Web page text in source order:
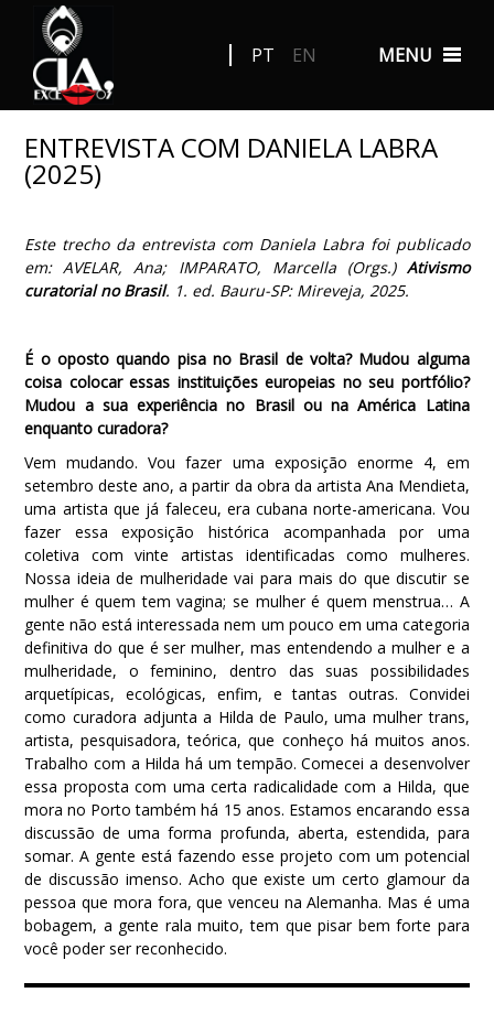
MENU
PT EN
ENTREVISTA COM DANIELA LABRA
(2025)
Este trecho da entrevista com Daniela Labra foi publicado
em: AVELAR, Ana; IMPARATO, Marcella (Orgs.) Ativismo
curatorial no Brasil. 1. ed. Bauru-SP: Mireveja, 2025.
É o oposto quando pisa no Brasil de volta? Mudou alguma
coisa colocar essas instituições europeias no seu portfólio?
Mudou a sua experiência no Brasil ou na América Latina
enquanto curadora?
Vem mudando. Vou fazer uma exposição enorme 4, em
setembro deste ano, a partir da obra da artista Ana Mendieta,
uma artista que já faleceu, era cubana norte-americana. Vou
fazer essa exposição histórica acompanhada por uma
coletiva com vinte artistas identificadas como mulheres.
Nossa ideia de mulheridade vai para mais do que discutir se
mulher é quem tem vagina; se mulher é quem menstrua… A
gente não está interessada nem um pouco em uma categoria
definitiva do que é ser mulher, mas entendendo a mulher e a
mulheridade, o feminino, dentro das suas possibilidades
arquetípicas, ecológicas, enfim, e tantas outras. Convidei
como curadora adjunta a Hilda de Paulo, uma mulher trans,
artista, pesquisadora, teórica, que conheço há muitos anos.
Trabalho com a Hilda há um tempão. Comecei a desenvolver
essa proposta com uma certa radicalidade com a Hilda, que
mora no Porto também há 15 anos. Estamos encarando essa
discussão de uma forma profunda, aberta, estendida, para
somar. A gente está fazendo esse projeto com um potencial
de discussão imenso. Acho que existe um certo glamour da
pessoa que mora fora, que venceu na Alemanha. Mas é uma
bobagem, a gente rala muito, tem que pisar bem forte para
você poder ser reconhecido.